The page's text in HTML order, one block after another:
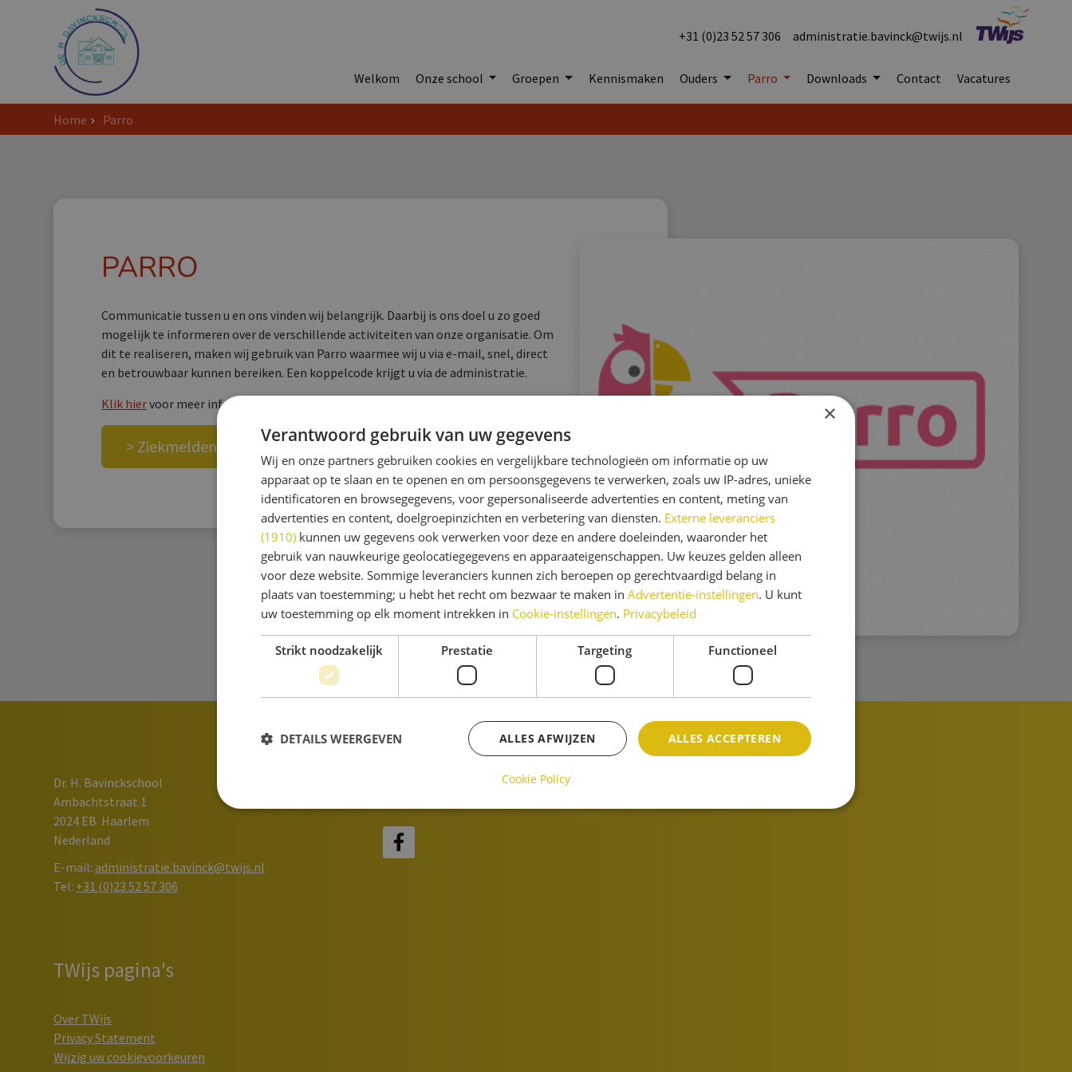
+31 (0)23 52 57 306 administratie.bavinck@twijs.nl
Welkom Onze school Groepen Kennismaken Ouders Parro Downloads Contact Vacatures
Home Parro
PARRO
Communicatie tussen u en ons vinden wij belangrijk. Daarbij is ons doel u zo goed
mogelijk te informeren over de verschillende activiteiten van onze organisatie. Om
dit te realiseren, maken wij gebruik van Parro waarmee wij u via e-mail, snel, direct
en betrouwbaar kunnen bereiken. Een koppelcode krijgt u via de administratie.
Klik hiervoor meer informatie over Parro.
> Ziekmelden
Dr. H. Bavinckschool
Ambachtstraat 1
2024 EB Haarlem
Nederland
E-mail: administratie.bavinck@twijs.nl
Tel: +31 (0)23 52 57 306
Recensies ouders
TWijs pagina's
Over TWijs
Privacy Statement
Wijzig uw cookievoorkeuren
×
Verantwoord gebruik van uw gegevens
Wij en onze partners gebruiken cookies en vergelijkbare technologieën om informatie op uw
apparaat op te slaan en te openen en om persoonsgegevens te verwerken, zoals uw IP-adres, unieke
identificatoren en browsegegevens, voor gepersonaliseerde advertenties en content, meting van
advertenties en content, doelgroepinzichten en verbetering van diensten. Externe leveranciers
(1910) kunnen uw gegevens ook verwerken voor deze en andere doeleinden, waaronder het
gebruik van nauwkeurige geolocatiegegevens en apparaateigenschappen. Uw keuzes gelden alleen
voor deze website. Sommige leveranciers kunnen zich beroepen op gerechtvaardigd belang in
plaats van toestemming; u hebt het recht om bezwaar te maken in Advertentie-instellingen. U kunt
uw toestemming op elk moment intrekken in Cookie-instellingen. Privacybeleid
Strikt noodzakelijk Prestatie Targeting Functioneel
ALLES ACCEPTEREN
ALLES AFWIJZEN
DETAILS WEERGEVEN
Cookie Policy